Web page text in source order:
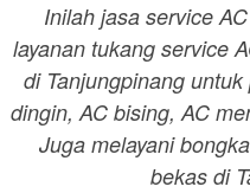
Inilah jasa service
layanan tukang service
di Tanjungpinang
dingin, AC bising, AC
Juga melayani
bekas di